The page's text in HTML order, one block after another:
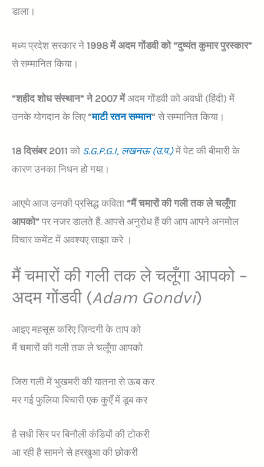
डाला।
मध्य प्रदेश सरकार ने 1998 में अदम गोंडवी को “दुष्यंत कुमार पुरस्कार”
से सम्मानित किया।
“शहीद शोध संस्थान” ने 2007 मेंअदम गोंडवी को अवधी (हिंदी) में
उनके योगदान के लिए“माटी रतन सम्मान“ से सम्मानित किया।
18 दिसंबर 2011 को S.G.P.G.I, लखनऊ (उ.प.)में पेट की बीमारी के
कारण उनका निधन हो गया।
आएये आज उनकी प्रसिद्ध कविता “मैं चमारों की गली तक ले चलूँगा
आपको” पर नजर डालते हैं. आपसे अनुरोध हैं की आप आपने अनमोल
विचार कमेंट में अवश्यए साझा करे ।
मैं चमारों की गली तक ले चलूँगा आपको –
अदम गोंडवी (Adam Gondvi)
आइए महसूस करिए ज़िन्दगी के ताप को
मैं चमारों की गली तक ले चलूँगा आपको
जिस गली में भुखमरी की यातना से ऊब कर
मर गई फुलिया बिचारी एक कुएँ में डूब कर
है सधी सिर पर बिनौली कंडियों की टोकरी
आ रही है सामने से हरखुआ की छोकरी